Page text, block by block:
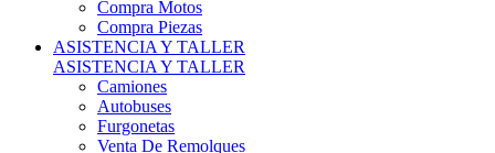
ASISTENCIA Y TALLER
ASISTENCIA Y TALLER
Camiones
Autobuses
Furgonetas
Venta De Remolques
Alquiler De Remolques O Furgones